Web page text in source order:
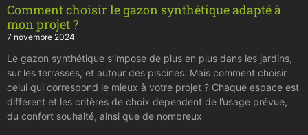
Comment choisir le gazon synthétique adapté à
mon projet ?
7 novembre 2024
Le gazon synthétique s’impose de plus en plus dans les jardins,
sur les terrasses, et autour des piscines. Mais comment choisir
celui qui correspond le mieux à votre projet ? Chaque espace est
différent et les critères de choix dépendent de l’usage prévue,
du confort souhaité, ainsi que de nombreux